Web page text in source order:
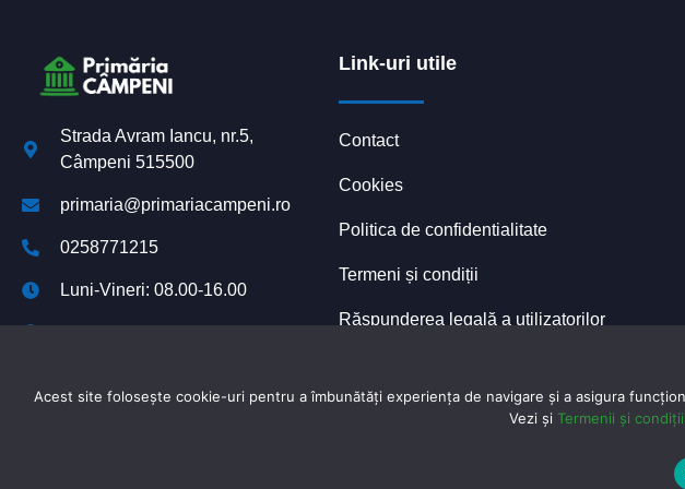
Strada Avram Iancu, nr.5,
Câmpeni 515500
primaria@primariacampeni.ro
0258771215
Luni-Vineri: 08.00-16.00
Link-uri utile
Contact
Cookies
Politica de confidentialitate
Termeni și condiții
Răspunderea legală a utilizatorilor
Acest site folosește cookie-uri pentru a îmbunătăți experiența de navigare și a asigura
Vezi și Termenii și